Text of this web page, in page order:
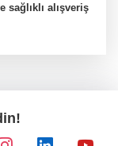
sağlıklı alışveriş
ve bakım